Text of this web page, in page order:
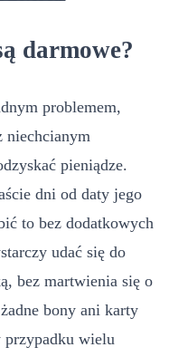
darmowe?
problemem,
niechcianym
pieniądze.
dni od daty jego
to bez dodatkowych
udać się do
bez martwienia się o
bony ani karty
przypadku wielu